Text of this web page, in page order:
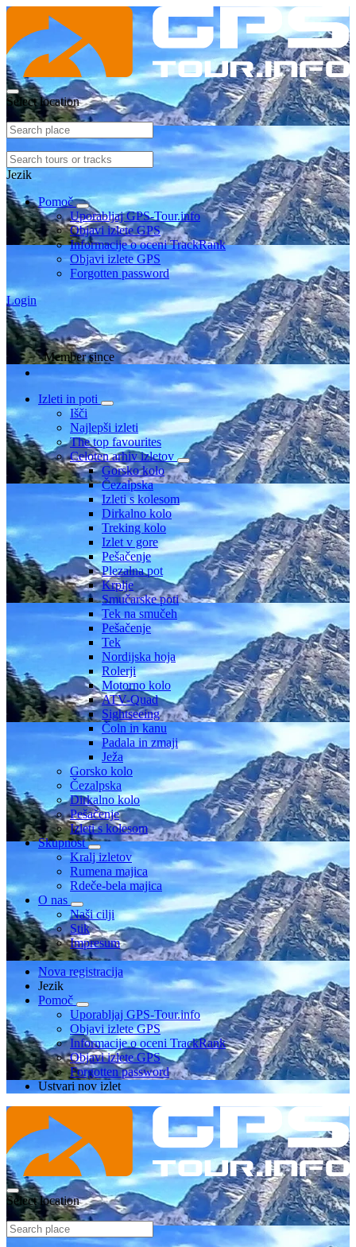
Select location
Jezik
Pomoč
Uporabljaj GPS-Tour.info
Objavi izlete GPS
Informacije o oceni TrackRank
Objavi izlete GPS
Forgotten password
Login
Member since
Izleti in poti
Išči
Najlepši izleti
The top favourites
Celoten arhiv izletov
Gorsko kolo
Čezalpska
Izleti s kolesom
Dirkalno kolo
Treking kolo
Izlet v gore
Pešačenje
Plezalna pot
Krplje
Smučarske poti
Tek na smučeh
Pešačenje
Tek
Nordijska hoja
Rolerji
Motorno kolo
ATV-Quad
Sightseeing
Čoln in kanu
Padala in zmaji
Ježa
Gorsko kolo
Čezalpska
Dirkalno kolo
Pešačenje
Izleti s kolesom
Skupnost
Kralj izletov
Rumena majica
Rdeče-bela majica
O nas
Naši cilji
Stik
Impresum
Nova registracija
Jezik
Pomoč
Uporabljaj GPS-Tour.info
Objavi izlete GPS
Informacije o oceni TrackRank
Objavi izlete GPS
Forgotten password
Ustvari nov izlet
Select location